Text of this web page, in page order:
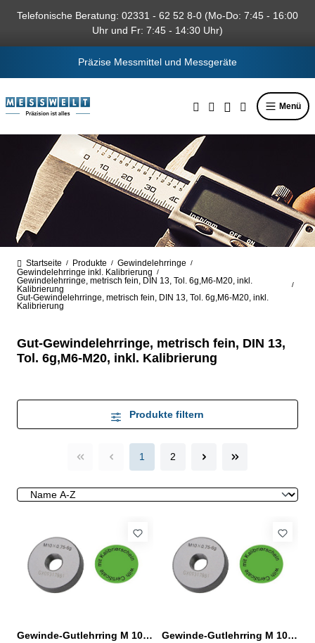
springen
Telefonische Beratung: 02331 - 62 52 8-0 (Mo-Do: 7:45 - 16:00
Uhr und Fr: 7:45 - 14:30 Uhr)
Präzise Messmittel und Messgeräte
Menü
Startseite / Produkte / Gewindelehrringe /
Gewindelehrringe inkl. Kalibrierung /
Gewindelehrringe, metrisch fein, DIN 13, Tol. 6g,M6-M20, inkl.
Kalibrierung
/
Gut-Gewindelehrringe, metrisch fein, DIN 13, Tol. 6g,M6-M20, inkl.
Kalibrierung
Gut-Gewindelehrringe, metrisch fein, DIN 13,
Tol. 6g,M6-M20, inkl. Kalibrierung
Produkte filtern
1 2
Gewinde-Gutlehrring M 10 x 0,5- 6g DIN 13
Gewinde-Gutlehrring M 10 x 0,75- 6g DIN 13